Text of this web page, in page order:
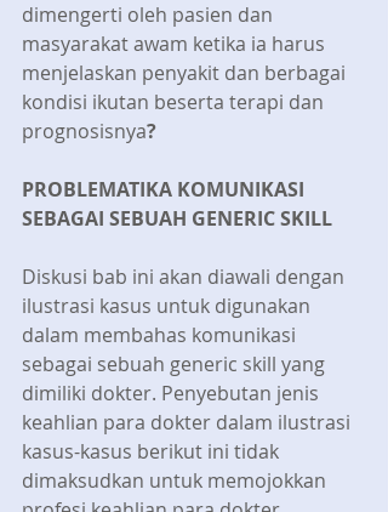
dimengerti oleh pasien dan
masyarakat awam ketika ia harus
menjelaskan penyakit dan berbagai
kondisi ikutan beserta terapi dan
prognosisnya?
PROBLEMATIKA KOMUNIKASI
SEBAGAI SEBUAH GENERIC SKILL
Diskusi bab ini akan diawali dengan
ilustrasi kasus untuk digunakan
dalam membahas komunikasi
sebagai sebuah generic skill yang
dimiliki dokter. Penyebutan jenis
keahlian para dokter dalam ilustrasi
kasus-kasus berikut ini tidak
dimaksudkan untuk memojokkan